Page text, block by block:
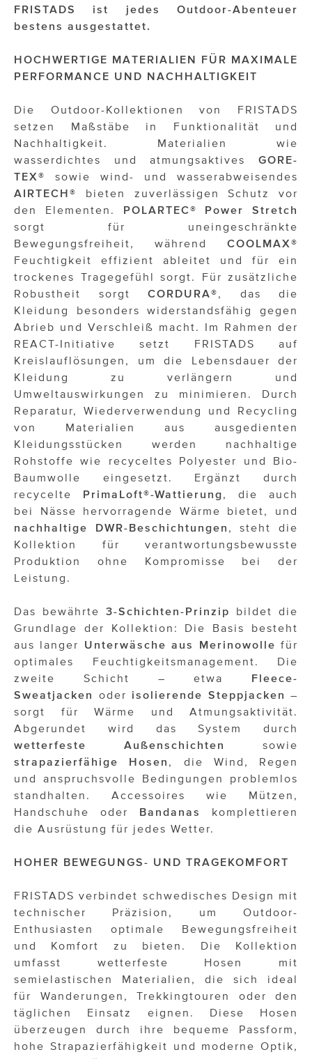
NEVER AGE NUTRITION
NORMAL
OTTO AM DONAUKANAL
sehen!wutscher
SISTER ACT
Solid & Bold
St. Peter Stiftskulinarium
Susanne Wuest
The Budims
THE GOODSTUFF
Upside Down Town Hotel – Neue Post
VieSFF – Vienna Spanish Film Festival
ÜBER UNS
PRESS CONTACT
FRISTADS ist jedes Outdoor-Abenteuer
bestens ausgestattet.
HOCHWERTIGE MATERIALIEN FÜR MAXIMALE
PERFORMANCE UND NACHHALTIGKEIT
Die Outdoor-Kollektionen von FRISTADS
setzen Maßstäbe in Funktionalität und
Nachhaltigkeit. Materialien wie
wasserdichtes und atmungsaktives GORE-
TEX®
sowie wind- und wasserabweisendes
AIRTECH®
bieten zuverlässigen Schutz vor
den Elementen. POLARTEC® Power Stretch
sorgt für uneingeschränkte
Bewegungsfreiheit, während COOLMAX®
Feuchtigkeit effizient ableitet und für ein
trockenes Tragegefühl sorgt. Für zusätzliche
Robustheit sorgt CORDURA®, das die
Kleidung besonders widerstandsfähig gegen
Abrieb und Verschleiß macht. Im Rahmen der
REACT-Initiative setzt FRISTADS auf
Kreislauflösungen, um die Lebensdauer der
Kleidung zu verlängern und
Umweltauswirkungen zu minimieren. Durch
Reparatur, Wiederverwendung und Recycling
von Materialien aus ausgedienten
Kleidungsstücken werden nachhaltige
Rohstoffe wie recyceltes Polyester und Bio-
Baumwolle eingesetzt. Ergänzt durch
recycelte PrimaLoft®-Wattierung, die auch
bei Nässe hervorragende Wärme bietet, und
nachhaltige DWR-Beschichtungen , steht die
Kollektion für verantwortungsbewusste
Produktion ohne Kompromisse bei der
Leistung.
Das bewährte 3-Schichten-Prinzip
bildet die
Grundlage der Kollektion: Die Basis besteht
aus langer Unterwäsche aus Merinowolle für
optimales Feuchtigkeitsmanagement. Die
zweite Schicht – etwa Fleece-
Sweatjacken
oder isolierende Steppjacken –
sorgt für Wärme und Atmungsaktivität.
Abgerundet wird das System durch
wetterfeste Außenschichten sowie
strapazierfähige Hosen , die Wind, Regen
und anspruchsvolle Bedingungen problemlos
standhalten. Accessoires wie Mützen,
Handschuhe oder Bandanas
komplettieren
die Ausrüstung für jedes Wetter.
HOHER BEWEGUNGS- UND TRAGEKOMFORT
FRISTADS verbindet schwedisches Design mit
technischer Präzision, um Outdoor-
Enthusiasten optimale Bewegungsfreiheit
und Komfort zu bieten. Die Kollektion
umfasst wetterfeste Hosen mit
semielastischen Materialien, die sich ideal
für Wanderungen, Trekkingtouren oder den
täglichen Einsatz eignen. Diese Hosen
überzeugen durch ihre bequeme Passform,
hohe Strapazierfähigkeit und moderne Optik,